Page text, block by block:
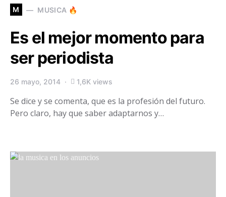
M MUSICA 🔥
Es el mejor momento para
ser periodista
26 mayo, 2014 1,6K views
Se dice y se comenta, que es la profesión del futuro.
Pero claro, hay que saber adaptarnos y…